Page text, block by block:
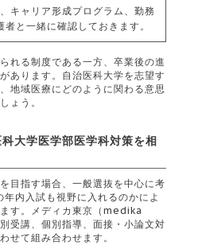
キャリア形成プログラム、勤務
と一緒に確認しておきます。
れる制度である一方、卒業後の進
あります。自治医科大学を志望す
地域医療にどのように関わる意思
ょう。
大学医学部医学科対策を相
目指す場合、一般選抜を中心に考
内入試も視野に入れるのかによ
す。メディカ東京（medika
受講、個別指導、面接・小論文対
せて組み合わせます。